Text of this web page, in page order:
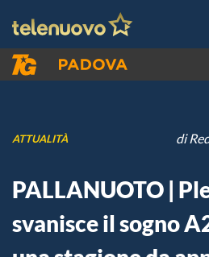
ATTUALITÀ di
PALLANUOTO |
svanisce il sogno